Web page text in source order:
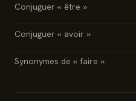
Conjuguer « être »
Conjuguer « avoir »
Synonymes de « faire »